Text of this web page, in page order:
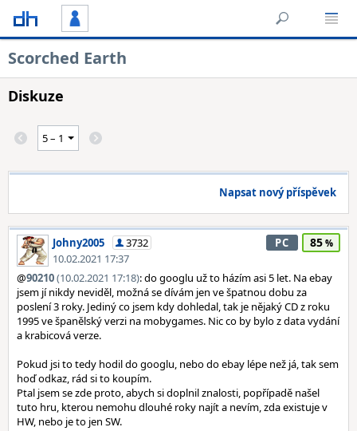
Scorched Earth
Diskuze
Napsat nový příspěvek
Johny2005
3732
10.02.2021 17:37
PC 85
@90210(10.02.2021 17:18): do googlu už to házím asi 5 let. Na ebay
jsem jí nikdy neviděl, možná se dívám jen ve špatnou dobu za
poslení 3 roky. Jediný co jsem kdy dohledal, tak je nějaký CD z roku
1995 ve španělský verzi na mobygames. Nic co by bylo z data vydání
a krabicová verze.
Pokud jsi to tedy hodil do googlu, nebo do ebay lépe než já, tak sem
hoď odkaz, rád si to koupím.
Ptal jsem se zde proto, abych si doplnil znalosti, popřípadě našel
tuto hru, kterou nemohu dlouhé roky najít a nevím, zda existuje v
HW, nebo je to jen SW.